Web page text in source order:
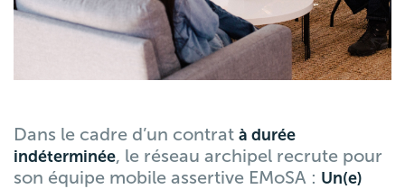
Dans le cadre d’un contrat à durée
indéterminée, le réseau archipel recrute pour
son équipe mobile assertive EMoSA : Un(e)